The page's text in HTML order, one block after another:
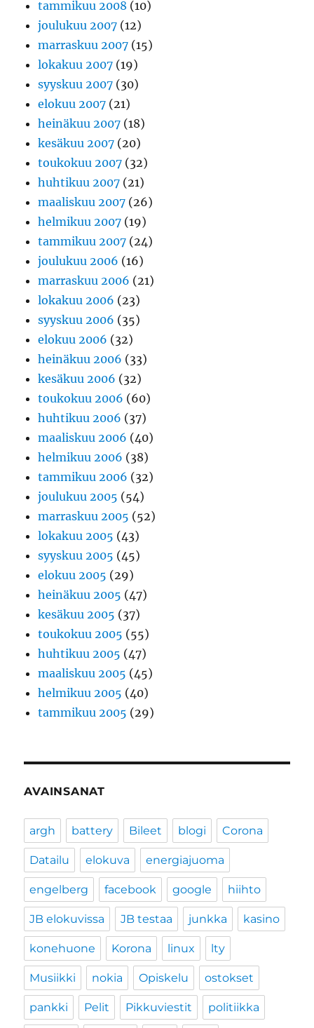
tammikuu 2008 (10)
joulukuu 2007 (12)
marraskuu 2007 (15)
lokakuu 2007 (19)
syyskuu 2007 (30)
elokuu 2007 (21)
heinäkuu 2007 (18)
kesäkuu 2007 (20)
toukokuu 2007 (32)
huhtikuu 2007 (21)
maaliskuu 2007 (26)
helmikuu 2007 (19)
tammikuu 2007 (24)
joulukuu 2006 (16)
marraskuu 2006 (21)
lokakuu 2006 (23)
syyskuu 2006 (35)
elokuu 2006 (32)
heinäkuu 2006 (33)
kesäkuu 2006 (32)
toukokuu 2006 (60)
huhtikuu 2006 (37)
maaliskuu 2006 (40)
helmikuu 2006 (38)
tammikuu 2006 (32)
joulukuu 2005 (54)
marraskuu 2005 (52)
lokakuu 2005 (43)
syyskuu 2005 (45)
elokuu 2005 (29)
heinäkuu 2005 (47)
kesäkuu 2005 (37)
toukokuu 2005 (55)
huhtikuu 2005 (47)
maaliskuu 2005 (45)
helmikuu 2005 (40)
tammikuu 2005 (29)
AVAINSANAT
argh battery Bileet blogi Corona
Datailu elokuva energiajuoma
engelberg facebook google hiihto
JB elokuvissa JB testaa junkka kasino
konehuone Korona linux lty
Musiikki nokia Opiskelu ostokset
pankki Pelit Pikkuviestit politiikka